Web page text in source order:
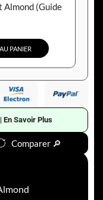
Almond (Guide
PANIER
En Savoir Plus
Comparer 🔎